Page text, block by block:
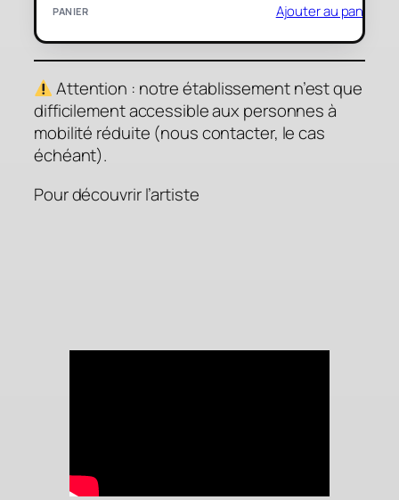
Ajouter au panier
Attention : notre établissement n’est que
difficilement accessible aux personnes à
mobilité réduite (nous contacter, le cas
échéant).
Pour découvrir l’artiste